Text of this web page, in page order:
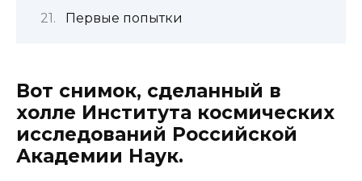
Первые попытки
Вот снимок, сделанный в
холле Института космических
исследований Российской
Академии Наук.